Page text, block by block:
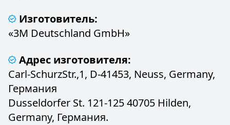
Изготовитель:
«3M Deutschland GmbH»
Адрес изготовителя:
Carl-SchurzStr.,1, D-41453, Neuss, Germany,
Германия
Dusseldorfer St. 121-125 40705 Hilden,
Germany, Германия.